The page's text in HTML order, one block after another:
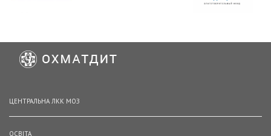
ЦЕНТРАЛЬНА ЛКК МОЗ
ОСВІТА